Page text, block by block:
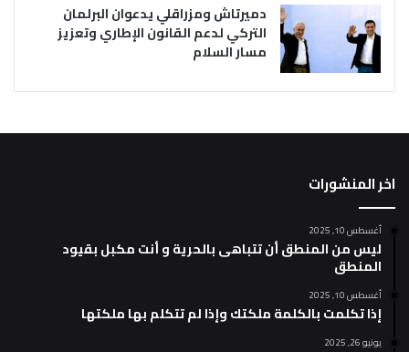
دميرتاش ومزراقلي يدعوان البرلمان
التركي لدعم القانون الإطاري وتعزيز
مسار السلام
اخر المنشورات
أغسطس 10, 2025
ليس من المنطق أن تتباهى بالحرية و أنت مكبل بقيود
المنطق
أغسطس 10, 2025
إذا تكلمت بالكلمة ملكتك وإذا لم تتكلم بها ملكتها
يونيو 26, 2025